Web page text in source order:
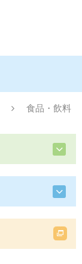
食品・飲料